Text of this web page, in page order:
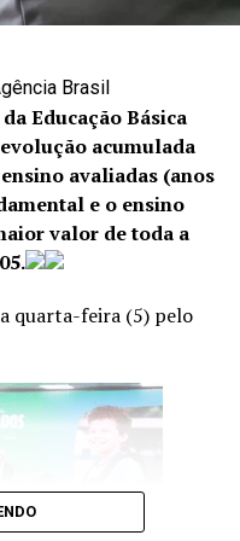
da periferia do Rio de
e condenava os
o cronista da vida
e nas
formas de interromper
gratuito, de
8h às 18h, com
de semana e
24 horas por dia,
(61) 2244-1512 e
Brasil
Educação Básica
acumulada
avaliadas (anos
e o ensino
valor de toda a
quarta-feira (5) pelo